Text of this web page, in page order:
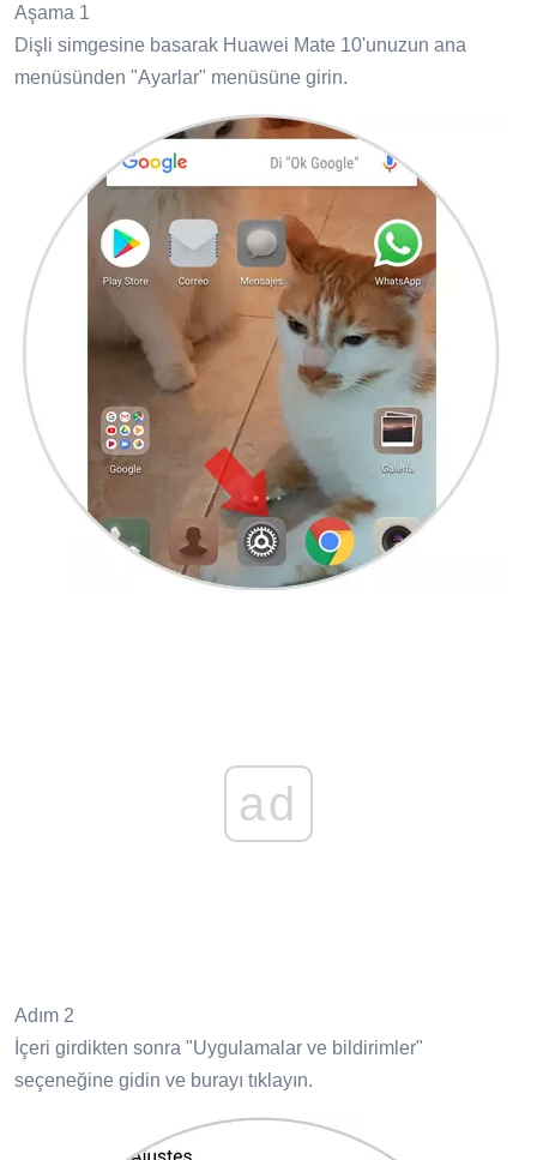
Aşama 1
Dişli simgesine basarak Huawei Mate 10'unuzun ana
menüsünden "Ayarlar" menüsüne girin.
ad
Adım 2
İçeri girdikten sonra "Uygulamalar ve bildirimler"
seçeneğine gidin ve burayı tıklayın.